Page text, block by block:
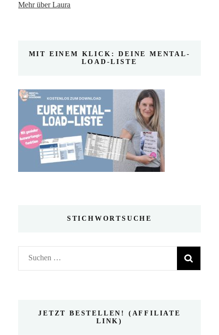
Mehr über Laura
MIT EINEM KLICK: DEINE MENTAL-
LOAD-LISTE
STICHWORTSUCHE
Suchen
nach:
JETZT BESTELLEN! (AFFILIATE
LINK)